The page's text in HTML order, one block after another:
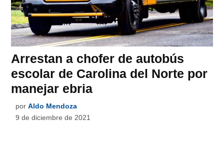
Arrestan a chofer de autobús
escolar de Carolina del Norte por
manejar ebria
por Aldo Mendoza
9 de diciembre de 2021